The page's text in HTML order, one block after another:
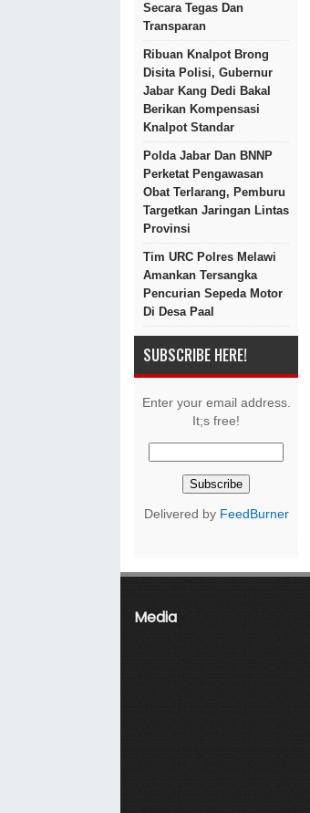
Secara Tegas Dan
Transparan
Ribuan Knalpot Brong
Disita Polisi, Gubernur
Jabar Kang Dedi Bakal
Berikan Kompensasi
Knalpot Standar
Polda Jabar Dan BNNP
Perketat Pengawasan
Obat Terlarang, Pemburu
Targetkan Jaringan Lintas
Provinsi
Tim URC Polres Melawi
Amankan Tersangka
Pencurian Sepeda Motor
Di Desa Paal
SUBSCRIBE HERE!
Enter your email address.
It;s free!
Delivered by FeedBurner
Media